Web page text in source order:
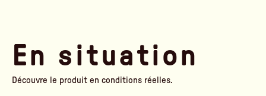
En situation
Découvre le produit en conditions réelles.